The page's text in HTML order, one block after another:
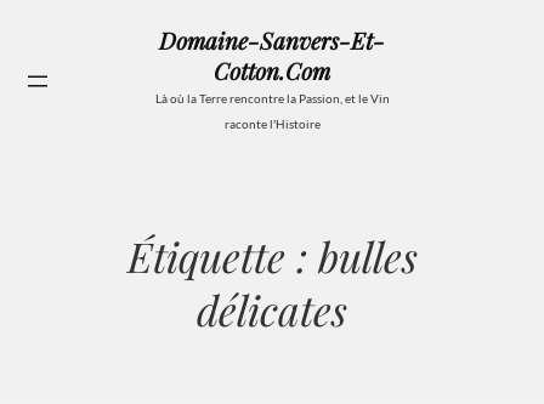
contenu
Domaine-Sanvers-Et-
Cotton.com
Là où la Terre rencontre la Passion, et le Vin
raconte l'Histoire
Étiquette : bulles
délicates